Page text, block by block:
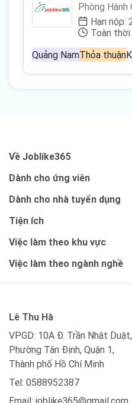
Phòng Hành
Hạn nộp:
Toàn
Quảng NamThỏa thuận
Về Joblike365
Dành cho ứng viên
Dành cho nhà tuyển dụng
Tiện ích
Việc làm theo khu vực
Việc làm theo ngành nghề
Lê Thu Hà
VPGD: 10A Đ. Trần Nhật Duật,
Phường Tân Định, Quận 1,
Thành phố Hồ Chí Minh
Tel: 0588952387
Email: joblike365@gmail.com